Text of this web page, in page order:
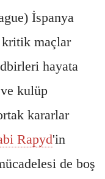
İspanya
kritik maçlar
hayata
kulüp
kararlar
Rapyd'in
de boş